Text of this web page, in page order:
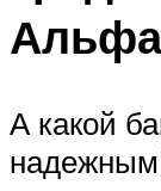
А какой